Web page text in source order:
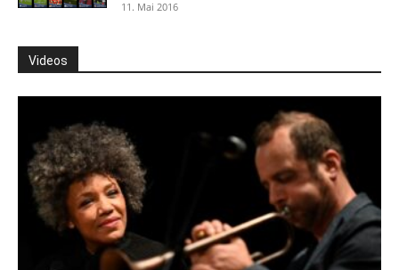
11. Mai 2016
Videos